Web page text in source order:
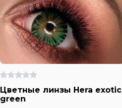
Цветные линзы Hera exotic
green